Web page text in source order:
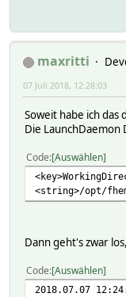
maxritti
07 Juli 2018, 12:28:03
Soweit habe ich das
Die
Code Auswählen
<string>/opt/
Dann geht's zwar
Code Auswählen
2018.07.07